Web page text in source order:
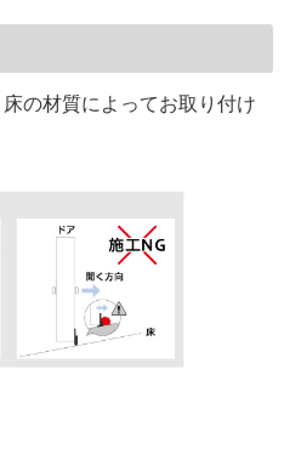
の材質によってお取り付け